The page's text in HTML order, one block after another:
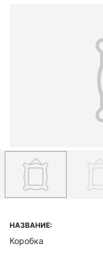
НАЗВАНИЕ:
Коробка